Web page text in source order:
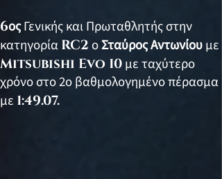
6οςΓενικής και Πρωταθλητής στην
κατηγορίαRC2 οΣταύρος Αντωνίουμε
Mitsubishi Evo 10με ταχύτερο
χρόνο στο 2ο βαθμολογημένο πέρασμα
με 1:49.07.